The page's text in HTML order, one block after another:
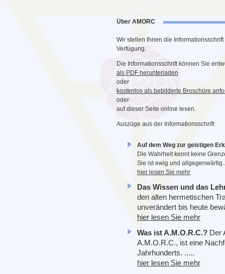
Über AMORC
Wir stellen Ihnen die Informationsschrift
Verfügung.
Die Informationsschrift können Sie
als PDF herunterladen
oder
kostenlos als bebilderte Broschüre
oder
auf dieser Seite online lesen.
Auszüge aus der Informationsschrift:
Auf dem Weg zur geistigen
Die Wahrheit kennt keine
Sie ist ewig und
hier lesen Sie mehr
Das Wissen und das
den alten hermetischen
unverändert bis heute
hier lesen Sie mehr
Was ist A.M.O.R.C.? Der
A.M.O.R.C., ist eine
Jahrhunderts. .....
hier lesen Sie mehr